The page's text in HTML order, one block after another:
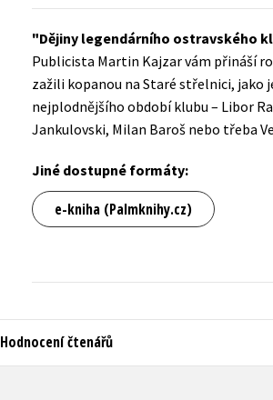
Kalendáře
Kariéra a osobní rozvoj
Komiks
Dějiny legendárního ostravského
Publicista Martin Kajzar vám přináší
zažili kopanou na Staré střelnici, jako
nejplodnějšího období klubu – Libor
Jankulovski, Milan Baroš nebo třeba
Jiné dostupné formáty:
e-kniha (Palmknihy.cz)
Hodnocení čtenářů